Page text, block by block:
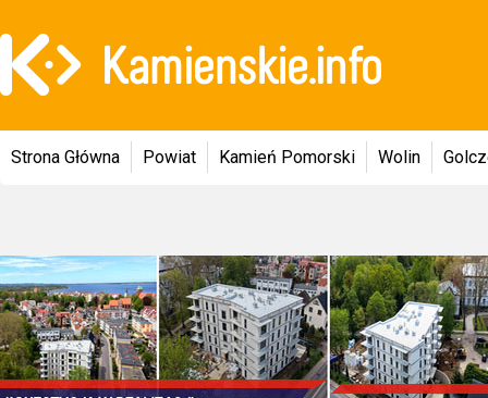
Strona Główna Powiat Kamień Pomorski Wolin